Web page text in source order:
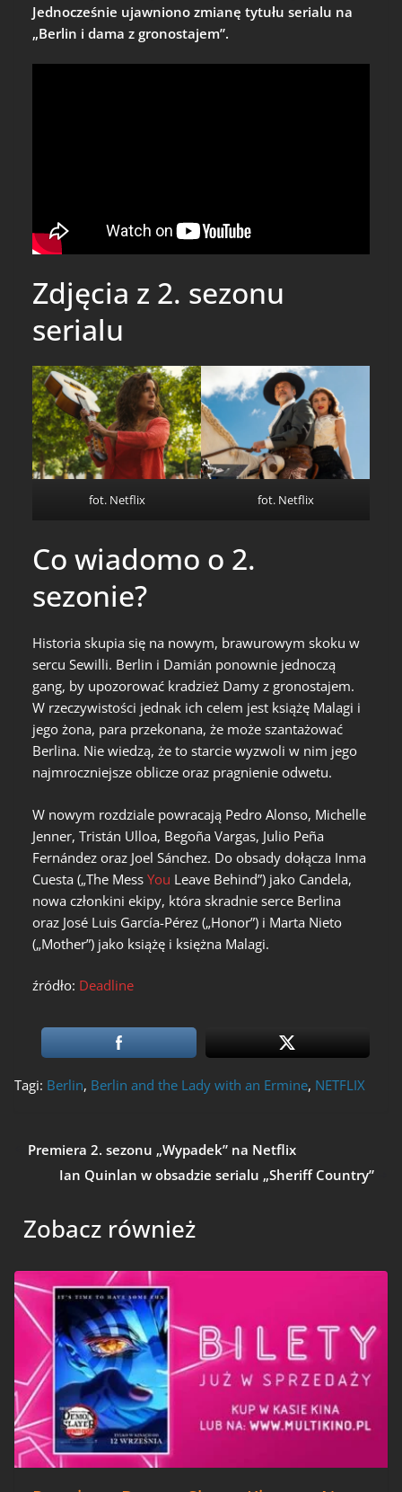
Jednocześnie ujawniono zmianę tytułu serialu na
„Berlin i dama z gronostajem”.
Zdjęcia z 2. sezonu
serialu
fot. Netflix fot. Netflix
Co wiadomo o 2.
sezonie?
Historia skupia się na nowym, brawurowym skoku w
sercu Sewilli. Berlin i Damián ponownie jednoczą
gang, by upozorować kradzież Damy z gronostajem.
W rzeczywistości jednak ich celem jest książę Malagi i
jego żona, para przekonana, że może szantażować
Berlina. Nie wiedzą, że to starcie wyzwoli w nim jego
najmroczniejsze oblicze oraz pragnienie odwetu.
W nowym rozdziale powracają Pedro Alonso, Michelle
Jenner, Tristán Ulloa, Begoña Vargas, Julio Peña
Fernández oraz Joel Sánchez. Do obsady dołącza Inma
Cuesta („The Mess You Leave Behind”) jako Candela,
nowa członkini ekipy, która skradnie serce Berlina
oraz José Luis García-Pérez („Honor”) i Marta Nieto
(„Mother”) jako książę i księżna Malagi.
źródło: Deadline
Tagi: Berlin, Berlin and the Lady with an Ermine, NETFLIX
Premiera 2. sezonu „Wypadek” na Netflix
Ian Quinlan w obsadzie serialu „Sheriff Country”
Zobacz również